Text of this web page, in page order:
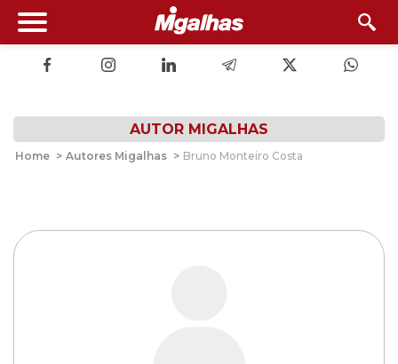
AUTOR MIGALHAS
Home > Autores Migalhas > Bruno Monteiro Costa